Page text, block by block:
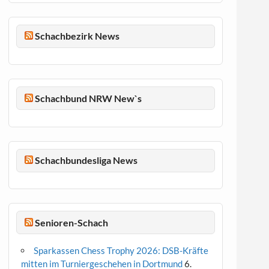
Schachbezirk News
Schachbund NRW New`s
Schachbundesliga News
Senioren-Schach
Sparkassen Chess Trophy 2026: DSB-Kräfte
mitten im Turniergeschehen in Dortmund6.